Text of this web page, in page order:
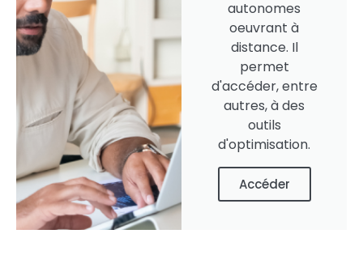
autonomes
oeuvrant à
distance. Il
permet
d'accéder, entre
autres, à des
outils
d'optimisation.
Accéder